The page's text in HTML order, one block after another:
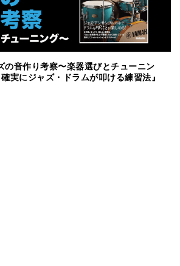
の音作り考察〜楽器選びとチューニン
実にジャズ・ドラムが叩ける練習法』